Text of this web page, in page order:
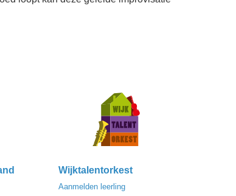
Wijktalentorkest
Aanmelden leerling